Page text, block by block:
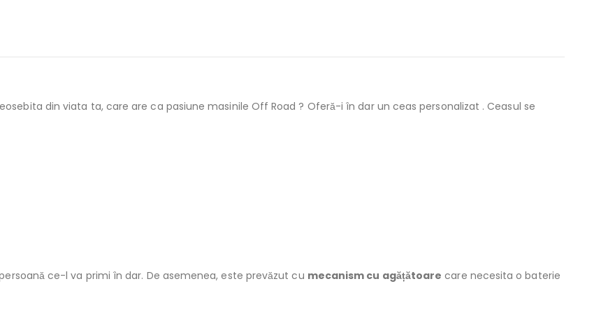
din viata ta, care are ca pasiune masinile Off Road ? Oferă-i în dar un ceas personalizat . Ceasul se
ce-l va primi în dar. De asemenea, este prevăzut cu mecanism cu agățătoare care necesita o baterie